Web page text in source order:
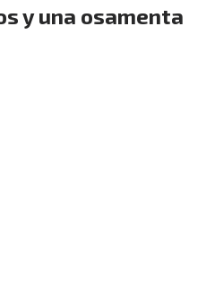
y una osamenta